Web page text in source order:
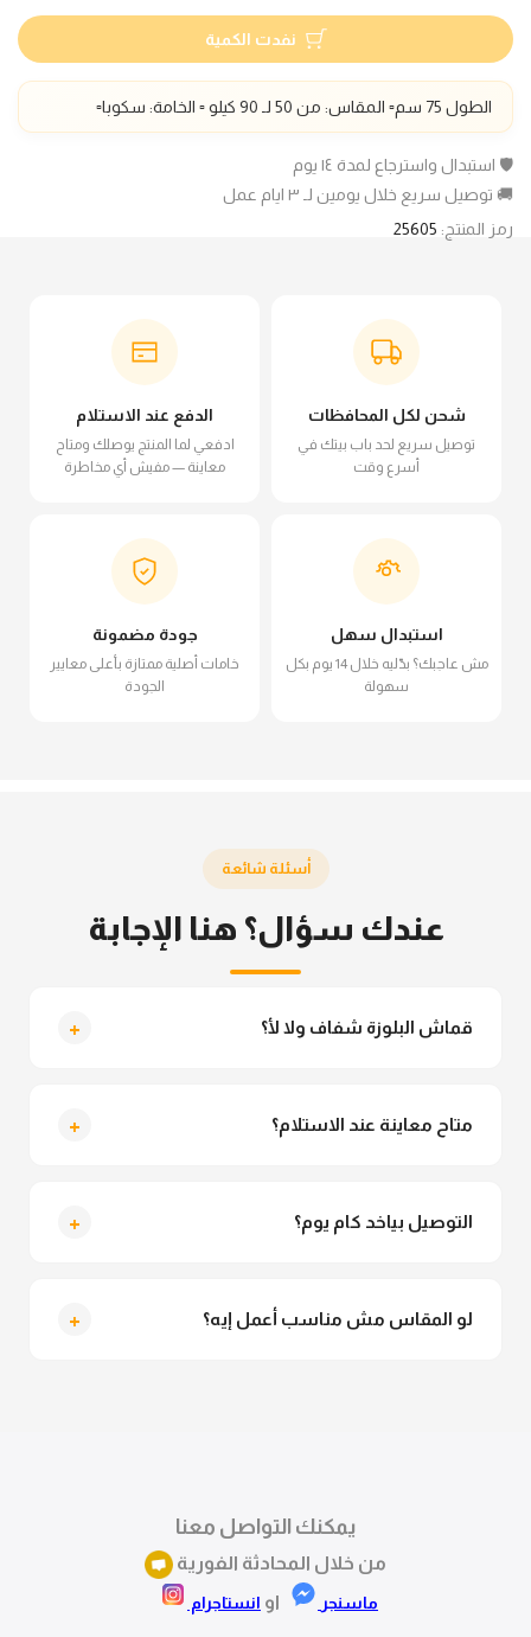
نفدت الكمية
الطول 75 سم▫️ المقاس: من 50 لـ 90 كيلو ▫️ الخامة: سكوبا▫️
🛡️ استبدال واسترجاع لمدة ١٤ يوم
🚚 توصيل سريع خلال يومين لـ ٣ ايام عمل
رمز المنتج: 25605
شحن لكل المحافظات
توصيل سريع لحد باب بيتك في
أسرع وقت
الدفع عند الاستلام
ادفعي لما المنتج يوصلك ومتاح
معاينة — مفيش أي مخاطرة
استبدال سهل
مش عاجبك؟ بدّليه خلال 14 يوم بكل
سهولة
جودة مضمونة
خامات أصلية ممتازة بأعلى معايير
الجودة
أسئلة شائعة
عندك سؤال؟ هنا الإجابة
قماش البلوزة شفاف ولا لأ؟ +
متاح معاينة عند الاستلام؟ +
التوصيل بياخد كام يوم؟ +
لو المقاس مش مناسب أعمل إيه؟ +
يمكنك التواصل معنا
من خلال المحادثة الفورية
ماسنجر او انستاجرام